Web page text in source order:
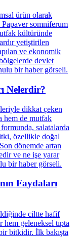
Nelerdir?
Faydaları